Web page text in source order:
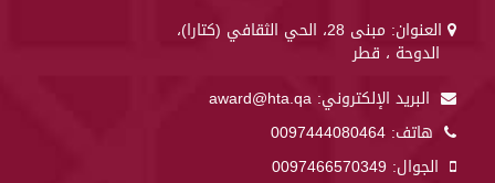
العنوان: مبنى 28، الحي الثقافي (كتارا)،
الدوحة ، قطر
البريد الإلكتروني: award@hta.qa
هاتف: 0097444080464
الجوال: 0097466570349